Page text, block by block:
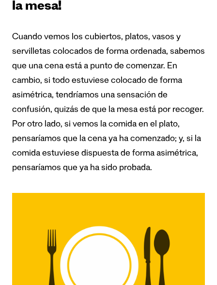
la mesa!
Cuando vemos los cubiertos, platos, vasos y
servilletas colocados de forma ordenada, sabemos
que una cena está a punto de comenzar. En
cambio, si todo estuviese colocado de forma
asimétrica, tendríamos una sensación de
confusión, quizás de que la mesa está por recoger.
Por otro lado, si vemos la comida en el plato,
pensaríamos que la cena ya ha comenzado; y, si la
comida estuviese dispuesta de forma asimétrica,
pensaríamos que ya ha sido probada.